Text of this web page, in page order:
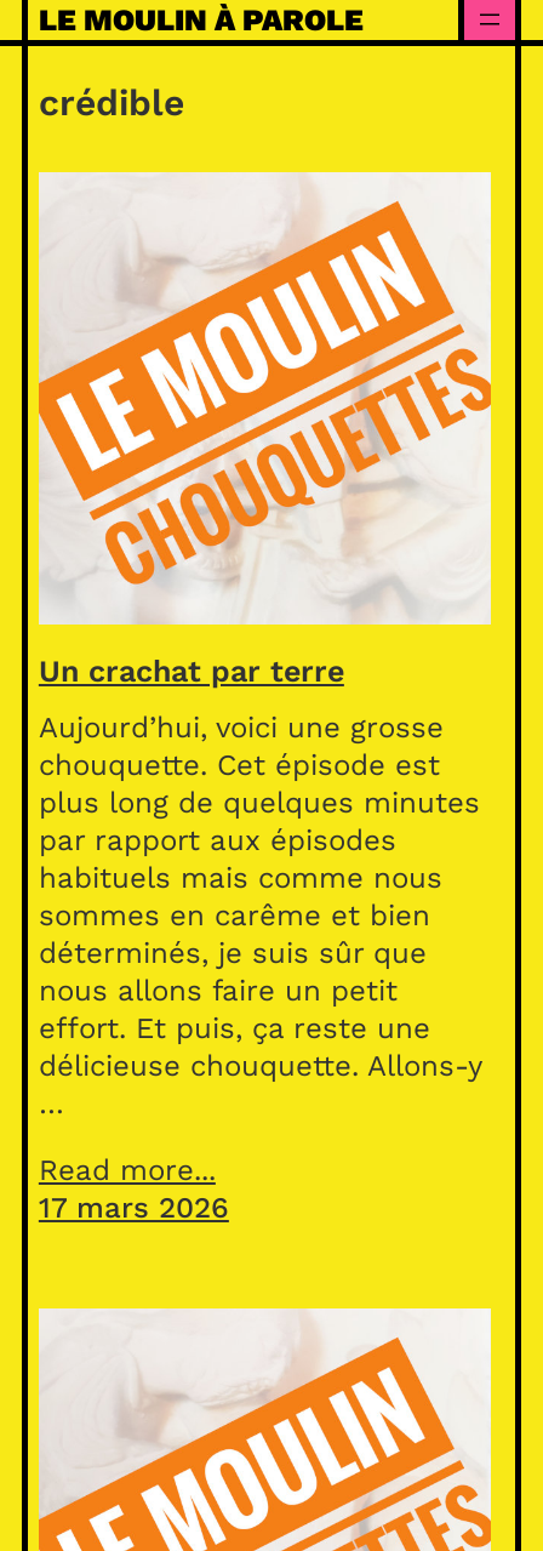
Skip
to
content
LE MOULIN À PAROLE
crédible
Un crachat par terre
Aujourd’hui, voici une grosse
chouquette. Cet épisode est
plus long de quelques minutes
par rapport aux épisodes
habituels mais comme nous
sommes en carême et bien
déterminés, je suis sûr que
nous allons faire un petit
effort. Et puis, ça reste une
délicieuse chouquette. Allons-y
…
Read more...
17 mars 2026